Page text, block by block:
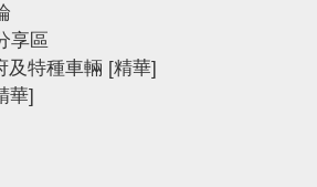
享區
及特種車輛 [精華]
華]